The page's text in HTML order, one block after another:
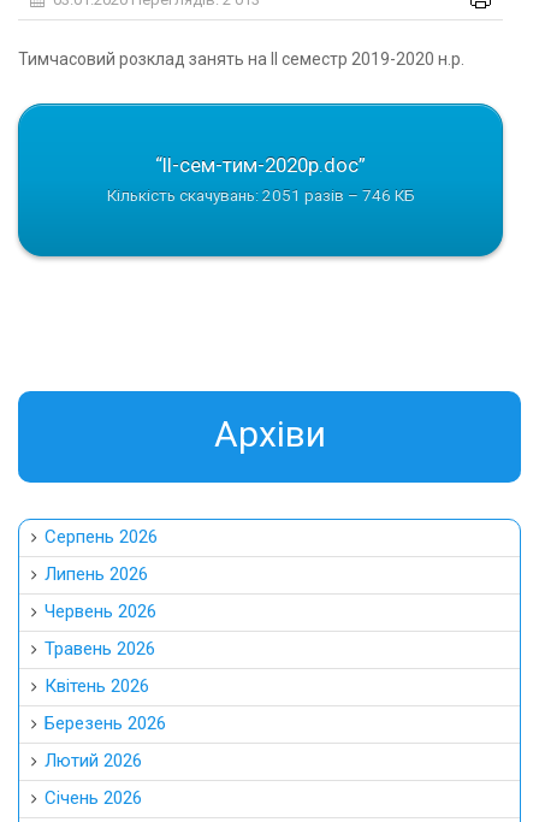
Тимчасовий розклад занять на ІІ семестр 2019-2020 н.р.
“ІІ-сем-тим-2020р.doc”
Кількість скачувань: 2051 разів – 746 КБ
Aрхіви
Серпень 2026
Липень 2026
Червень 2026
Травень 2026
Квітень 2026
Березень 2026
Лютий 2026
Січень 2026